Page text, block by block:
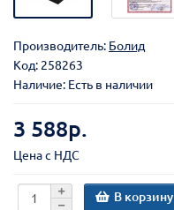
Производитель: Болид
Код: 258263
Наличие: Есть в наличии
3 588р.
Цена с НДС
В корзину